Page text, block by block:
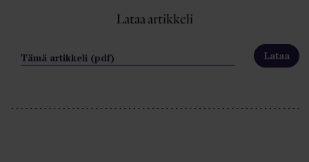
Lataa artikkeli
Tämä artikkeli (pdf)